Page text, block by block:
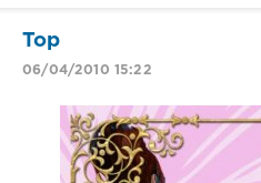
Top
06/04/2010 15:22